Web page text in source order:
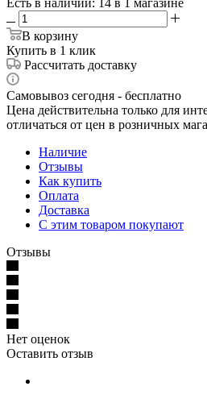
В корзину
Купить в 1 клик
Рассчитать доставку
Самовывоз сегодня - бесплатно
Цена действительна только для
отличаться от цен в розничных
Наличие
Отзывы
Как купить
Оплата
Доставка
С этим товаром покупают
Отзывы
Нет оценок
Оставить отзыв